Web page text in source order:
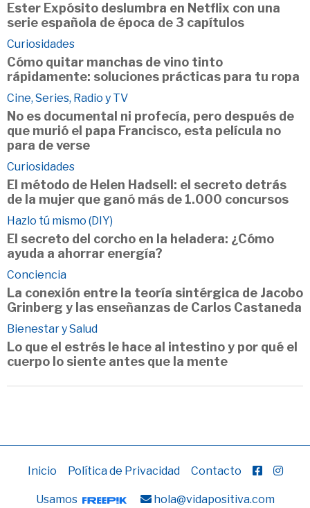
Ester Expósito deslumbra en Netflix con una
serie española de época de 3 capítulos
Curiosidades
Cómo quitar manchas de vino tinto
rápidamente: soluciones prácticas para tu ropa
Cine, Series, Radio y TV
No es documental ni profecía, pero después de
que murió el papa Francisco, esta película no
para de verse
Curiosidades
El método de Helen Hadsell: el secreto detrás
de la mujer que ganó más de 1.000 concursos
Hazlo tú mismo (DIY)
El secreto del corcho en la heladera: ¿Cómo
ayuda a ahorrar energía?
Conciencia
La conexión entre la teoría sintérgica de Jacobo
Grinberg y las enseñanzas de Carlos Castaneda
Bienestar y Salud
Lo que el estrés le hace al intestino y por qué el
cuerpo lo siente antes que la mente
Inicio Política de Privacidad Contacto
Usamos hola@vidapositiva.com